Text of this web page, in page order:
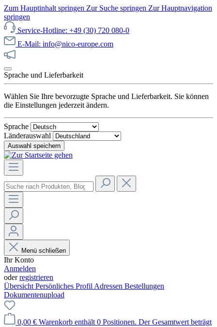
Zum Hauptinhalt springen Zur Suche springen Zur Hauptnavigation
springen
Service-Hotline: +49 (30) 720 080-0
E-Mail: info@nico-europe.com
Sprache und Lieferbarkeit
Wählen Sie Ihre bevorzugte Sprache und Lieferbarkeit. Sie können
die Einstellungen jederzeit ändern.
Sprache
Länderauswahl
Auswahl speichern
Menü schließen
Ihr Konto
Anmelden
oderregistrieren
Übersicht Persönliches Profil Adressen Bestellungen
Dokumentenupload
0,00 € Warenkorb enthält 0 Positionen. Der Gesamtwert beträgt